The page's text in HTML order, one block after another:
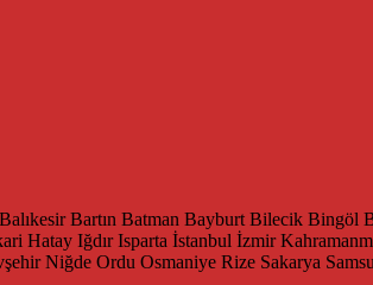
Balıkesir Bartın Batman Bayburt Bilecik Bingöl
Hatay Iğdır Isparta İstanbul İzmir
Niğde Ordu Osmaniye Rize Sakarya